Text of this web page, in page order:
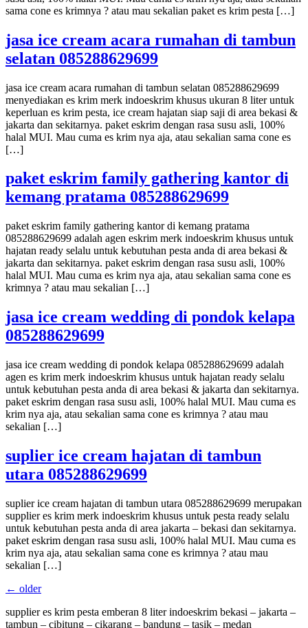
sama cone es krimnya ? atau mau sekalian paket es krim pesta […]
jasa ice cream acara rumahan di tambun
selatan 085288629699
jasa ice cream acara rumahan di tambun selatan 085288629699
menyediakan es krim merk indoeskrim khusus ukuran 8 liter untuk
keperluan es krim pesta, ice cream hajatan siap saji di area bekasi &
jakarta dan sekitarnya. paket eskrim dengan rasa susu asli, 100%
halal MUI. Mau cuma es krim nya aja, atau sekalian sama cone es
[…]
paket eskrim family gathering kantor di
kemang pratama 085288629699
paket eskrim family gathering kantor di kemang pratama
085288629699 adalah agen eskrim merk indoeskrim khusus untuk
hajatan ready selalu untuk kebutuhan pesta anda di area bekasi &
jakarta dan sekitarnya. paket eskrim dengan rasa susu asli, 100%
halal MUI. Mau cuma es krim nya aja, atau sekalian sama cone es
krimnya ? atau mau sekalian […]
jasa ice cream wedding di pondok kelapa
085288629699
jasa ice cream wedding di pondok kelapa 085288629699 adalah
agen es krim merk indoeskrim khusus untuk hajatan ready selalu
untuk kebutuhan pesta anda di area bekasi & jakarta dan sekitarnya.
paket eskrim dengan rasa susu asli, 100% halal MUI. Mau cuma es
krim nya aja, atau sekalian sama cone es krimnya ? atau mau
sekalian […]
suplier ice cream hajatan di tambun
utara 085288629699
suplier ice cream hajatan di tambun utara 085288629699 merupakan
supplier es krim merk indoeskrim khusus untuk pesta ready selalu
untuk kebutuhan pesta anda di area jakarta – bekasi dan sekitarnya.
paket eskrim dengan rasa susu asli, 100% halal MUI. Mau cuma es
krim nya aja, atau sekalian sama cone es krimnya ? atau mau
sekalian […]
← older
supplier es krim pesta emberan 8 liter indoeskrim bekasi – jakarta –
tambun – cibitung – cikarang – bandung – tasik – medan